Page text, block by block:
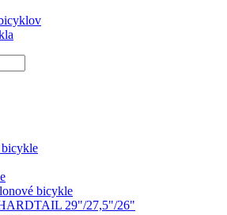
bicykle
bicykle
29"/27,5"/26"